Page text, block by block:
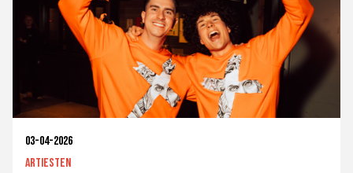
03-04-2026
Artiesten